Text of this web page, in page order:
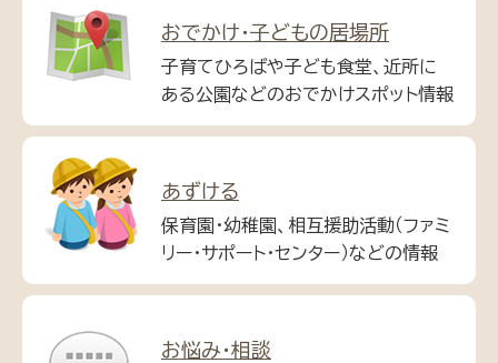
おでかけ・子どもの居場所
子育てひろばや子ども食堂、近所に
ある公園などのおでかけスポット情報
あずける
保育園・幼稚園、相互援助活動（ファミ
リー・サポート・センター）などの情報
お悩み・相談